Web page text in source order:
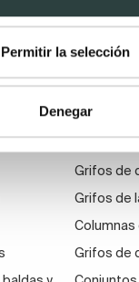
Permitir la selección
Denegar
Grifos de
Grifos de
Columnas
Grifos de